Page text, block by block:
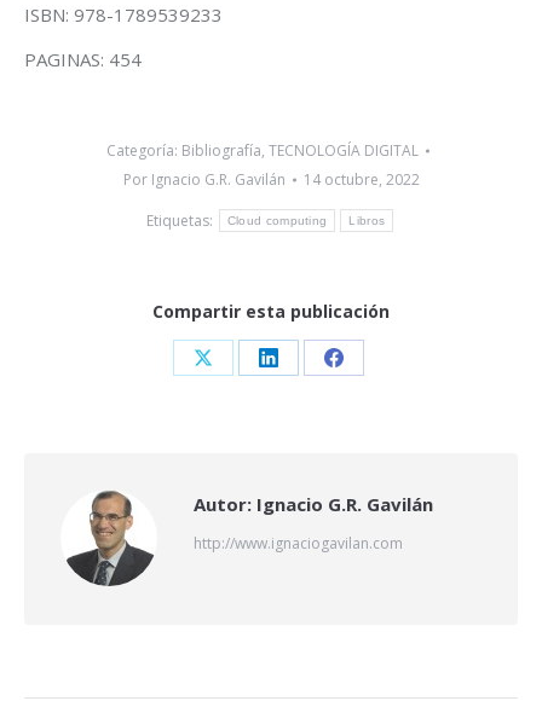
ISBN: 978-1789539233
PAGINAS: 454
Categoría: Bibliografía, TECNOLOGÍA DIGITAL
Por Ignacio G.R. Gavilán
14 octubre, 2022
Etiquetas:
Cloud computing Libros
Compartir esta publicación
Share Share Share
Autor: Ignacio G.R. Gavilán
http://www.ignaciogavilan.com